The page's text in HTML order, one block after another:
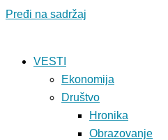
Pređi na sadržaj
VESTI
Ekonomija
Društvo
Hronika
Obrazovanje